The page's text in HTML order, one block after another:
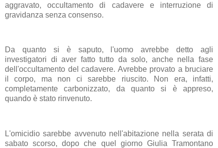
aggravato, occultamento di cadavere e interruzione di
gravidanza senza consenso.
Da quanto si è saputo, l'uomo avrebbe detto agli
investigatori di aver fatto tutto da solo, anche nella fase
dell'occultamento del cadavere. Avrebbe provato a bruciare
il corpo, ma non ci sarebbe riuscito. Non era, infatti,
completamente carbonizzato, da quanto si è appreso,
quando è stato rinvenuto.
L'omicidio sarebbe avvenuto nell'abitazione nella serata di
sabato scorso, dopo che quel giorno Giulia Tramontano